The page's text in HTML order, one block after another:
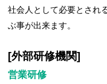
社会人として必要とされ
ぶ事が出来ます。
[外部研修機関]
営業研修